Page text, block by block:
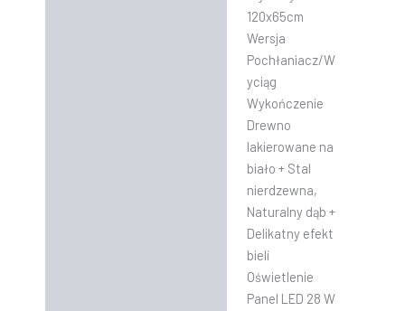
120x65cm
Wersja
Pochłaniacz/W
yciąg
Wykończenie
Drewno
lakierowane na
biało + Stal
nierdzewna,
Naturalny dąb +
Delikatny efekt
bieli
Oświetlenie
Panel LED 28 W